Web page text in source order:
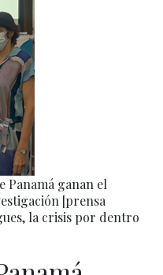
Panamá ganan el
[prensa
la crisis por dentro